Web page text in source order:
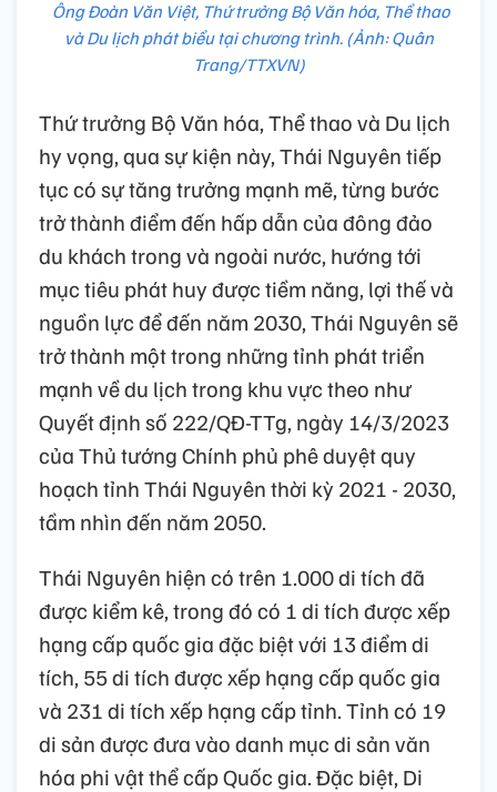
Ông Đoàn Văn Việt, Thứ trưởng Bộ Văn hóa, Thể thao
và Du lịch phát biểu tại chương trình. (Ảnh: Quân
Trang/TTXVN)
Thứ trưởng Bộ Văn hóa, Thể thao và Du lịch
hy vọng, qua sự kiện này, Thái Nguyên tiếp
tục có sự tăng trưởng mạnh mẽ, từng bước
trở thành điểm đến hấp dẫn của đông đảo
du khách trong và ngoài nước, hướng tới
mục tiêu phát huy được tiềm năng, lợi thế và
nguồn lực để đến năm 2030, Thái Nguyên sẽ
trở thành một trong những tỉnh phát triển
mạnh về du lịch trong khu vực theo như
Quyết định số 222/QĐ-TTg, ngày 14/3/2023
của Thủ tướng Chính phủ phê duyệt quy
hoạch tỉnh Thái Nguyên thời kỳ 2021 - 2030,
tầm nhìn đến năm 2050.
Thái Nguyên hiện có trên 1.000 di tích đã
được kiểm kê, trong đó có 1 di tích được xếp
hạng cấp quốc gia đặc biệt với 13 điểm di
tích, 55 di tích được xếp hạng cấp quốc gia
và 231 di tích xếp hạng cấp tỉnh. Tỉnh có 19
di sản được đưa vào danh mục di sản văn
hóa phi vật thể cấp Quốc gia. Đặc biệt, Di